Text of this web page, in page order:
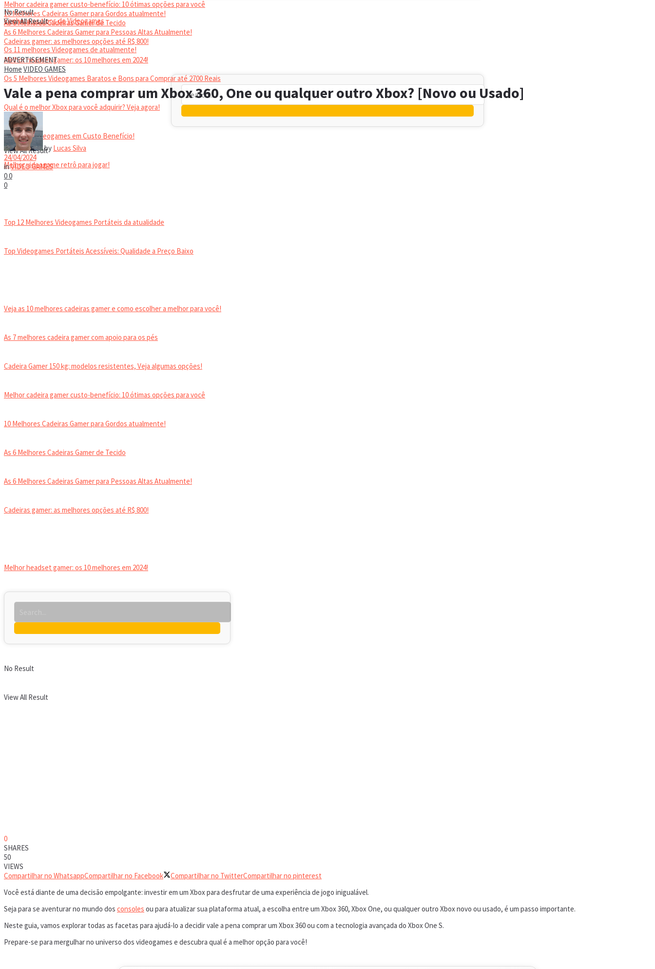
Melhor cadeira gamer custo-benefício: 10 ótimas opções para você
10 Melhores Cadeiras Gamer para Gordos atualmente!
As 6 Melhores Cadeiras Gamer de Tecido
As 6 Melhores Cadeiras Gamer para Pessoas Altas Atualmente!
Cadeiras gamer: as melhores opções até R$ 800!
HEADSET
Melhor headset gamer: os 10 melhores em 2024!
No Result
View All Result
Conheça os tipos de Videogames
Os 11 melhores Videogames de atualmente!
Os 5 Melhores Videogames Baratos e Bons para Comprar até 2700 Reais
Qual é o melhor Xbox para você adquirir? Veja agora!
Melhores Videogames em Custo Benefício!
Melhor videogame retrô para jogar!
Top 12 Melhores Videogames Portáteis da atualidade
Top Videogames Portáteis Acessíveis: Qualidade a Preço Baixo
Veja as 10 melhores cadeiras gamer e como escolher a melhor para você!
As 7 melhores cadeira gamer com apoio para os pés
Cadeira Gamer 150 kg: modelos resistentes, Veja algumas opções!
Melhor cadeira gamer custo-benefício: 10 ótimas opções para você
10 Melhores Cadeiras Gamer para Gordos atualmente!
As 6 Melhores Cadeiras Gamer de Tecido
As 6 Melhores Cadeiras Gamer para Pessoas Altas Atualmente!
Cadeiras gamer: as melhores opções até R$ 800!
Melhor headset gamer: os 10 melhores em 2024!
No Result
View All Result
No Result
View All Result
ADVERTISEMENT
Home VIDEO GAMES
Vale a pena comprar um Xbox 360, One ou qualquer outro Xbox? [Novo ou Usado]
by Lucas Silva
24/04/2024
inVIDEO GAMES
00
0
0
SHARES
50
VIEWS
Compartilhar no WhatsappCompartilhar no Facebook Compartilhar no TwitterCompartilhar no pinterest
Você está diante de uma decisão empolgante: investir em um Xbox para desfrutar de uma experiência de jogo inigualável.
Seja para se aventurar no mundo dos consoles ou para atualizar sua plataforma atual, a escolha entre um Xbox 360, Xbox One, ou qualquer outro Xbox novo ou usado, é um passo importante.
Neste guia, vamos explorar todas as facetas para ajudá-lo a decidir vale a pena comprar um Xbox 360 ou com a tecnologia avançada do Xbox One S.
Prepare-se para mergulhar no universo dos videogames e descubra qual é a melhor opção para você!